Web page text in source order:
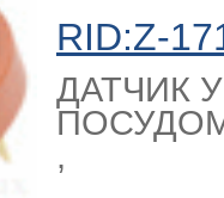
RID:Z-
ДАТЧИК
,